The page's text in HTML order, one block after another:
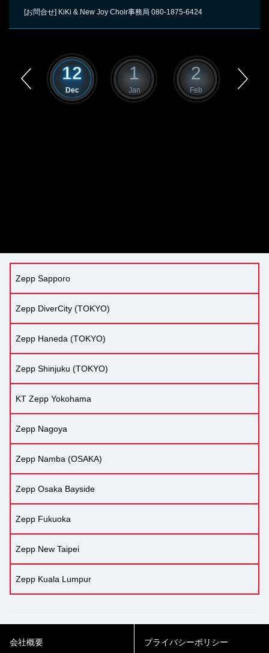
[お問合せ] KiKi & New Joy Choir事務局 080-1875-6424
12
Dec
1
Jan
2
Feb
Zepp Sapporo
Zepp DiverCity (TOKYO)
Zepp Haneda (TOKYO)
Zepp Shinjuku (TOKYO)
KT Zepp Yokohama
Zepp Nagoya
Zepp Namba (OSAKA)
Zepp Osaka Bayside
Zepp Fukuoka
Zepp New Taipei
Zepp Kuala Lumpur
会社概要 プライバシーポリシー